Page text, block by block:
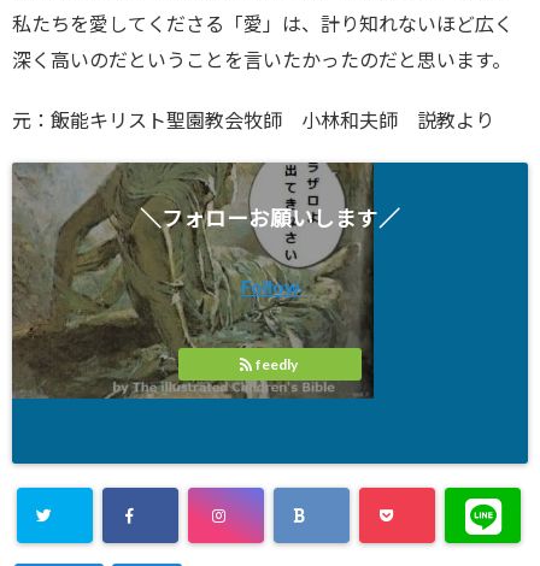
私たちを愛してくださる「愛」は、計り知れないほど広く
深く高いのだということを言いたかったのだと思います。
元：飯能キリスト聖園教会牧師 小林和夫師 説教より
＼フォローお願いします／
Follow
feedly